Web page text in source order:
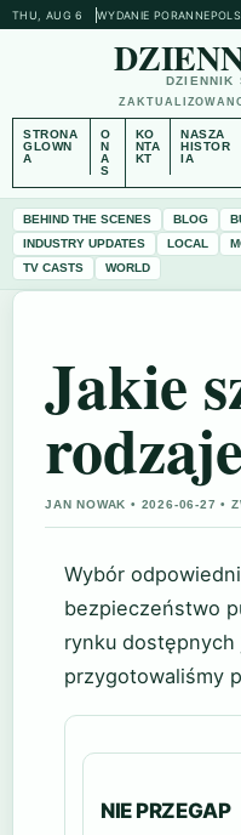
THU, AUG 6 WYDANIE PORANNE
DZIENNIK
STRONA
GLOWN
A
O
N
A
S
KO
NTA
KT
NASZA
HISTOR
IA
BEHIND THE SCENES BLOG
INDUSTRY UPDATES
LOCAL
TV CASTS
WORLD
Jakie
JAN NOWAK • 2026-06-27 •
Wybór
bezpieczeństwo
rynku dostępnych
przygotowaliśmy
NIE PRZEGAP